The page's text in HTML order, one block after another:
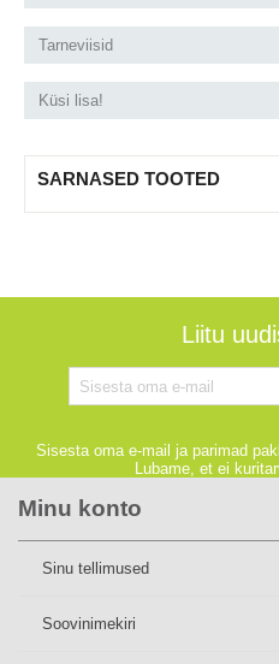
Tarneviisid
Küsi lisa!
SARNASED TOOTED
Liitu
Sisesta oma e-mail ja parimad
Lubame, et ei
Minu konto
Sinu tellimused
Soovinimekiri